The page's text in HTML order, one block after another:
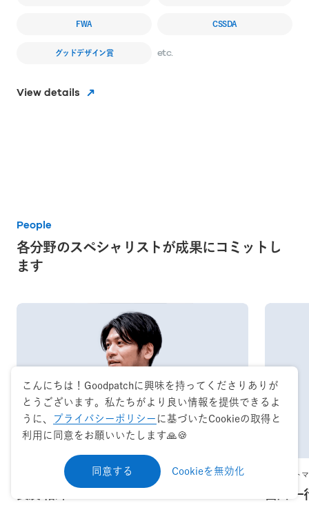
FWA CSSDA
グッドデザイン賞
View details
People
各分野のスペシャリストが成果にコミットし
ます
デザインストラテジスト プロダクト
富田 一
相談する
こんにちは！Goodpatchに興味を持ってくださりありが
とうございます。私たちがより良い情報を提供できるよ
うに、
プライバシーポリシー に基づいたCookieの取得と
利用に同意をお願いいたします🙏🍪
同意する Cookieを無効化